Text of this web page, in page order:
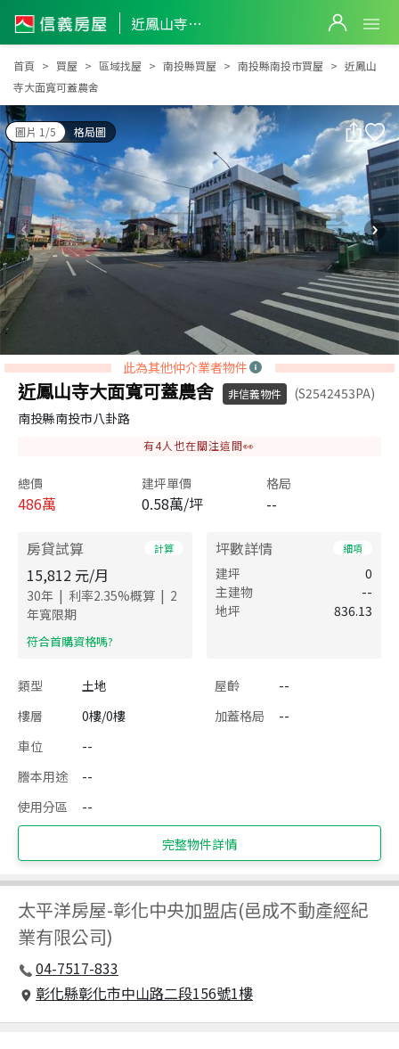
近鳳山寺大面寬可蓋農舍
近鳳山寺大面寬可蓋農舍
首頁 買屋 區域找屋 南投縣買屋 南投縣南投市買屋
近鳳山
寺大面寬可蓋農舍
圖片 1/5 格局圖
此為其他仲介業者物件
近鳳山寺大面寬可蓋農舍 非信義物件
(S2542453PA)
南投縣南投市八卦路
有4人也在關注這間👀
總價
486萬
建坪單價
0.58萬/坪
格局
--
房貸試算 計算
15,812 元/月
30年 | 利率2.35%概算 | 2
年寬限期
​符合首購資格嗎?
坪數詳情 細項
建坪
0
主建物
--
地坪
836.13
類型 土地 屋齡
--
樓層
0樓/0樓 加蓋格局
--
車位
--
謄本用途
--
使用分區
--
完整物件詳情
太平洋房屋-彰化中央加盟店(邑成不動產經紀
業有限公司)
04-7517-833
彰化縣彰化市中山路二段156號1樓